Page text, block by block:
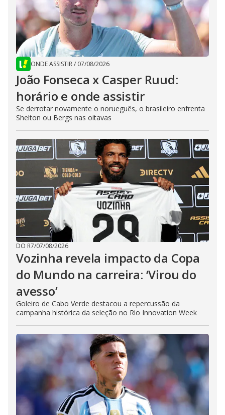
ONDE ASSISTIR/ 07/08/2026
João Fonseca x Casper Ruud:
horário e onde assistir
Se derrotar novamente o norueguês, o brasileiro enfrenta
Shelton ou Bergs nas oitavas
DO R7/07/08/2026
Vozinha revela impacto da Copa
do Mundo na carreira: ‘Virou do
avesso’
Goleiro de Cabo Verde destacou a repercussão da
campanha histórica da seleção no Rio Innovation Week